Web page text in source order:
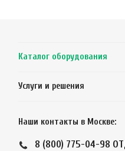
Каталог оборудования
Услуги и решения
Наши контакты в Москве:
8 (800) 775-04-98